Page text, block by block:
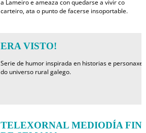
a Lameiro e ameaza con quedarse a vivir co
carteiro, ata o punto de facerse insoportable.
ERA VISTO!
Serie de humor inspirada en historias e personaxes
do universo rural galego.
TELEXORNAL MEDIODÍA FIN